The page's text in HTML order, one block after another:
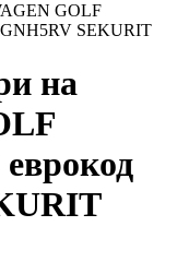
GOLF
SEKURIT
на